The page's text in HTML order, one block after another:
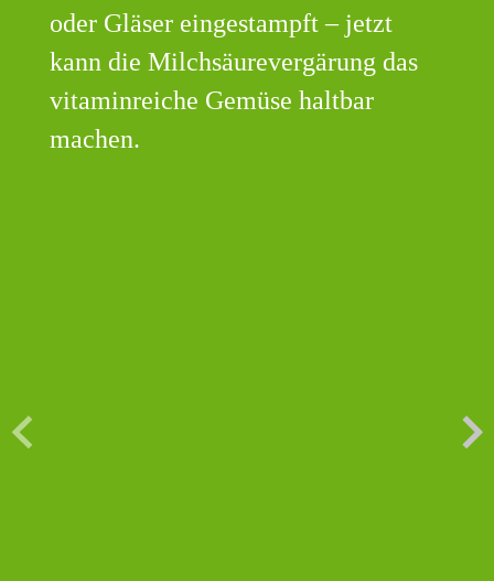
oder Gläser eingestampft – jetzt
kann die Milchsäurevergärung das
vitaminreiche Gemüse haltbar
machen.